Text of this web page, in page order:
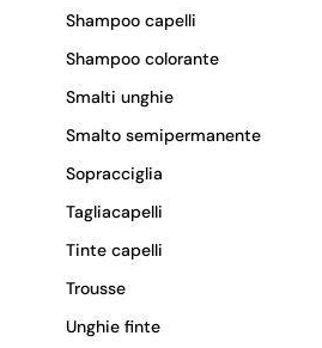
Shampoo capelli
Shampoo colorante
Smalti unghie
Smalto semipermanente
Sopracciglia
Tagliacapelli
Tinte capelli
Trousse
Unghie finte